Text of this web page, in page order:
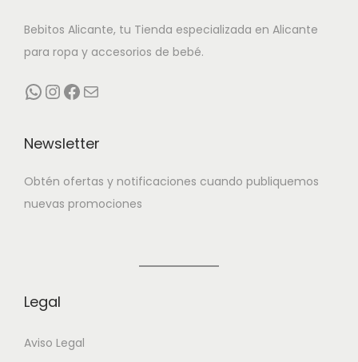
catalogo.
todos los esenciales para la llegada de tu bebé.
Muchas ideas para regalar a los futuros papás.
imprescindibles para ese momento tan esperado.
Calidad y precio se cogen de la mano en Bebitos
Alicante.
Bebitos Alicante, tu Tienda especializada en Alicante
para ropa y accesorios de bebé.
WhatsApp InstagramFacebook Correo electrónico
Newsletter
Obtén ofertas y notificaciones cuando publiquemos
nuevas promociones
Legal
Aviso Legal